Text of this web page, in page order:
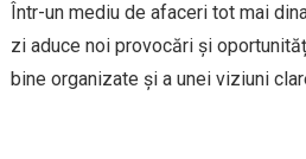
Într-un mediu de afaceri tot mai
zi aduce noi provocări și
bine organizate și a unei viziuni